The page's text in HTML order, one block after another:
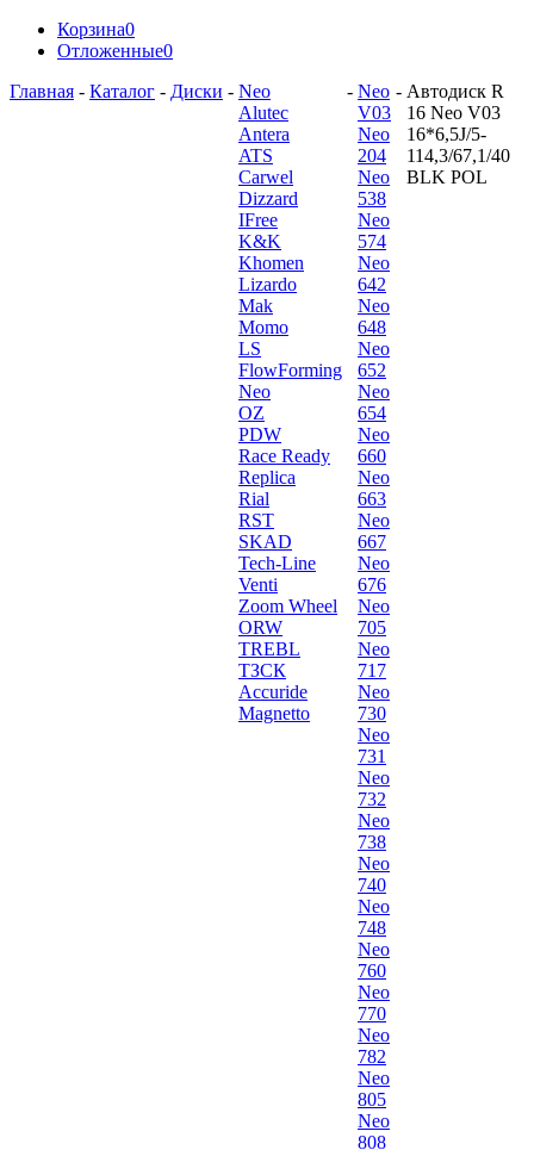
Корзина0
Отложенные0
Главная - Каталог - Диски - Neo
Alutec
Antera
ATS
Carwel
Dizzard
IFree
K&K
Khomen
Lizardo
Mak
Momo
LS
FlowForming
Neo
OZ
PDW
Race Ready
Replica
Rial
RST
SKAD
Tech-Line
Venti
Zoom Wheel
ORW
TREBL
ТЗСК
Accuride
Magnetto
- Neo
V03
Neo
204
Neo
538
Neo
574
Neo
642
Neo
648
Neo
652
Neo
654
Neo
660
Neo
663
Neo
667
Neo
676
Neo
705
Neo
717
Neo
730
Neo
731
Neo
732
Neo
738
Neo
740
Neo
748
Neo
760
Neo
770
Neo
782
Neo
805
Neo
808
- Автодиск R
16 Neo V03
16*6,5J/5-
114,3/67,1/40
BLK POL